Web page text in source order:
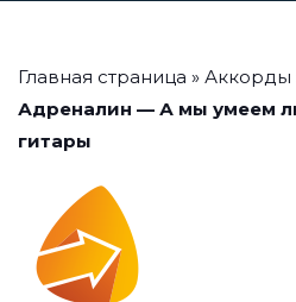
Главная страница » Аккорды
Адреналин — А мы умеем
гитары